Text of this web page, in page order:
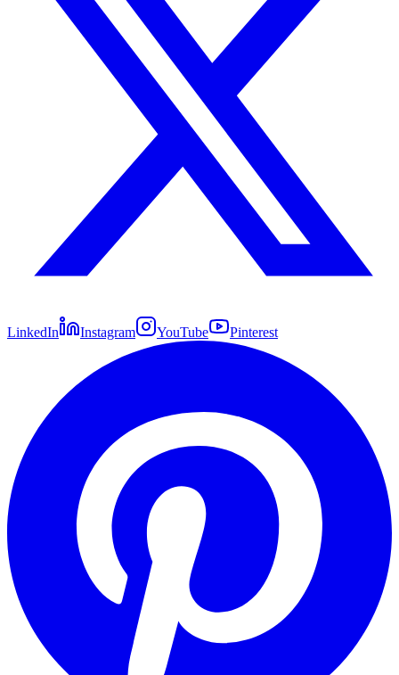
LinkedIn Instagram YouTube Pinterest